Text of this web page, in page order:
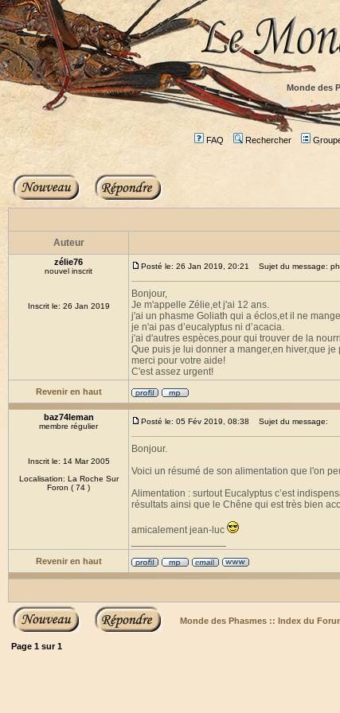
Monde des
FAQ Rechercher
Auteur
zélie76
nouvel inscrit
Inscrit le: 26 Jan 2019
Posté le: 26 Jan 2019, 20:21 Sujet du message:
Bonjour,
Je m'appelle Zélie,et j'ai 12 ans.
j'ai un phasme Goliath qui a éclos,et il ne
je n'ai pas d’eucalyptus ni d’acacia.
j'ai d'autres espèces,pour qui trouver de la
Que puis je lui donner a manger,en hiver,que
merci pour votre aide!
C'est assez urgent!
Revenir en haut
baz74leman
membre régulier
Inscrit le: 14 Mar 2005
Localisation: La Roche Sur
Foron ( 74 )
Posté le: 05 Fév 2019, 08:38 Sujet du message:
Bonjour.
Voici un résumé de son alimentation que l'on
Alimentation : surtout Eucalyptus c’est
résultats ainsi que le Chêne qui est très bien
amicalement jean-luc
Revenir en haut
Monde des Phasmes :: Index du
Page 1 sur1